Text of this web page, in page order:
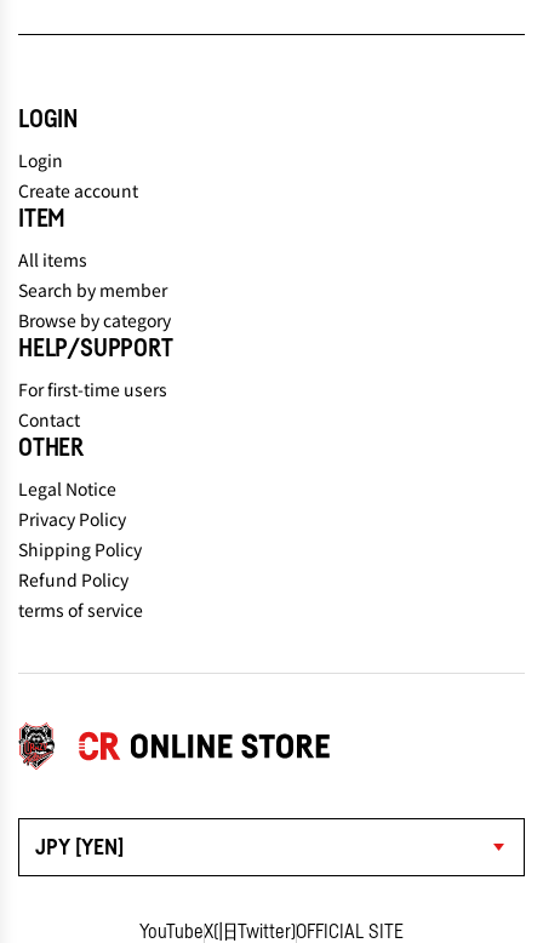
JPY [YEN]
YouTubeX(旧Twitter)OFFICIAL SITE
LOGIN
Login
Create account
ITEM
All items
Search by member
Browse by category
HELP/SUPPORT
For first-time users
Contact
OTHER
Legal Notice
Privacy Policy
Shipping Policy
Refund Policy
terms of service